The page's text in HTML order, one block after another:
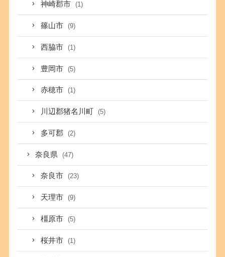
神崎郡市 (1)
篠山市 (9)
西脇市 (1)
豊岡市 (5)
赤穂市 (1)
川辺郡猪名川町 (5)
多可郡 (2)
奈良県 (47)
奈良市 (23)
天理市 (9)
橿原市 (5)
桜井市 (1)